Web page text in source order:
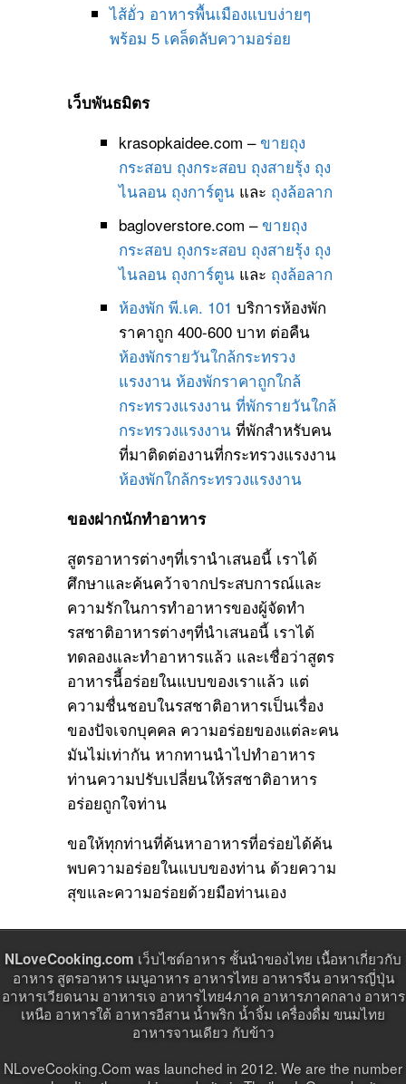
ไส้อั่ว อาหารพื้นเมืองแบบง่ายๆ
พร้อม 5 เคล็ดลับความอร่อย
เว็บพันธมิตร
krasopkaidee.com –ขายถุง
กระสอบ ถุงกระสอบ ถุงสายรุ้ง ถุง
ไนลอน ถุงการ์ตูนและ ถุงล้อลาก
bagloverstore.com –ขายถุง
กระสอบ ถุงกระสอบ ถุงสายรุ้ง ถุง
ไนลอน ถุงการ์ตูนและ ถุงล้อลาก
ห้องพัก พี.เค. 101 บริการห้องพัก
ราคาถูก 400-600 บาท ต่อคืน
ห้องพักรายวันใกล้กระทรวง
แรงงาน ห้องพักราคาถูกใกล้
กระทรวงแรงงาน ที่พักรายวันใกล้
กระทรวงแรงงานที่พักสำหรับคน
ที่มาติดต่องานที่กระทรวงแรงงาน
ห้องพักใกล้กระทรวงแรงงาน
ของฝากนักทำอาหาร
สูตรอาหารต่างๆที่เรานำเสนอนี้ เราได้
ศึกษาและค้นคว้าจากประสบการณ์และ
ความรักในการทำอาหารของผู้จัดทำ
รสชาติอาหารต่างๆที่นำเสนอนี้ เราได้
ทดลองและทำอาหารแล้ว และเชื่อว่าสูตร
อาหารนีี้อร่อยในแบบของเราแล้ว แต่
ความชื่นชอบในรสชาติอาหารเป็นเรื่อง
ของปัจเจกบุคคล ความอร่อยของแต่ละคน
มันไม่เท่ากัน หากทานนำไปทำอาหาร
ท่านความปรับเปลี่ยนให้รสชาติอาหาร
อร่อยถูกใจท่าน
ขอให้ทุกท่านที่ค้นหาอาหารที่อร่อยได้ค้น
พบความอร่อยในแบบของท่าน ด้วยความ
สุขและความอร่อยด้วยมือท่านเอง
NLoveCooking.com เว็บไซต์อาหาร ชั้นนำของไทย เนื้อหาเกี่ยวกับ
อาหาร สูตรอาหาร เมนูอาหาร อาหารไทย อาหารจีน อาหารญี่ปุ่น
อาหารเวียดนาม อาหารเจ อาหารไทย4ภาค อาหารภาคกลาง อาหาร
เหนือ อาหารใต้ อาหารอีสาน น้ำพริก น้ำจิ้ม เครื่องดื่ม ขนมไทย
อาหารจานเดียว กับข้าว
NLoveCooking.Com was launched in 2012. We are the number